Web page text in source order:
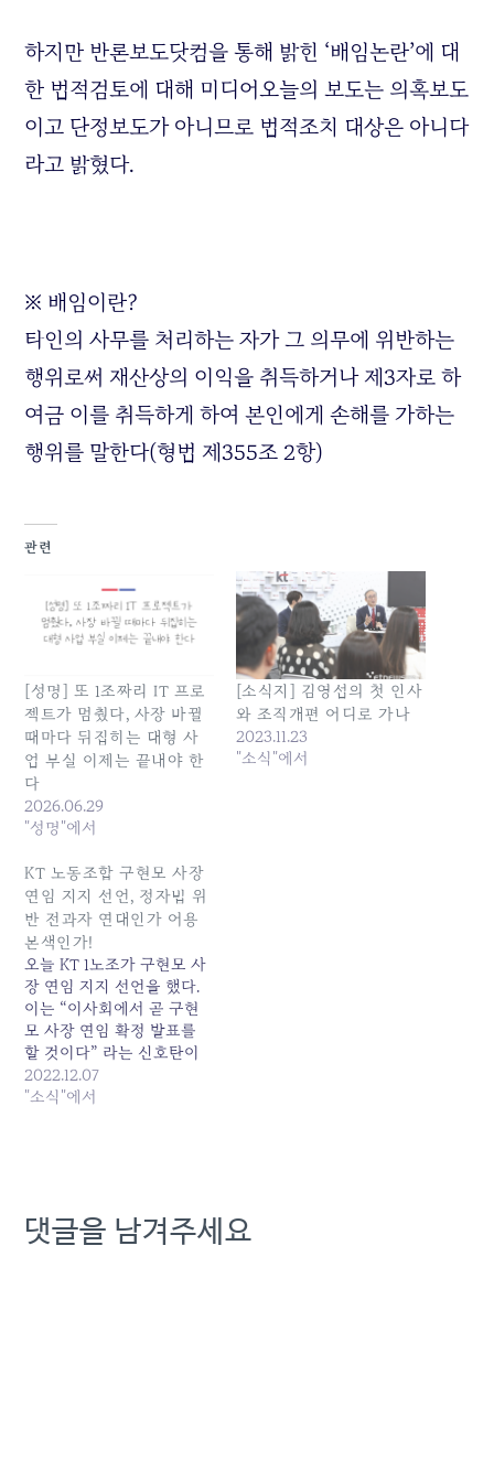
하지만 반론보도닷컴을 통해 밝힌 ‘배임논란’에 대
한 법적검토에 대해 미디어오늘의 보도는 의혹보도
이고 단정보도가 아니므로 법적조치 대상은 아니다
라고 밝혔다.
※ 배임이란?
타인의 사무를 처리하는 자가 그 의무에 위반하는
행위로써 재산상의 이익을 취득하거나 제3자로 하
여금 이를 취득하게 하여 본인에게 손해를 가하는
행위를 말한다(형법 제355조 2항)
관련
[성명] 또 1조짜리 IT 프로
젝트가 멈췄다, 사장 바뀔
때마다 뒤집히는 대형 사
업 부실 이제는 끝내야 한
다
2026.06.29
"성명"에서
[소식지] 김영섭의 첫 인사
와 조직개편 어디로 가나
2023.11.23
"소식"에서
KT 노동조합 구현모 사장
연임 지지 선언, 정자법 위
반 전과자 연대인가 어용
본색인가!
오늘 KT 1노조가 구현모 사
장 연임 지지 선언을 했다.
이는 “이사회에서 곧 구현
모 사장 연임 확정 발표를
할 것이다” 라는 신호탄이
다. 과거 사례를 볼때 연임
확정 시기가 임박하고 CEO
불법행위에 대한 시민사회
의 불신이…
2022.12.07
"소식"에서
댓글을 남겨주세요